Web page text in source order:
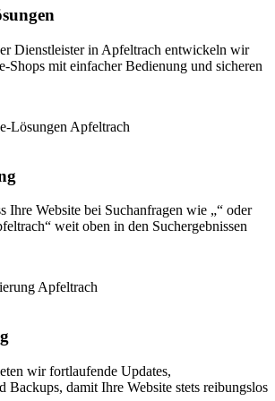
Dienstleister in Apfeltrach entwickeln wir
Shops mit einfacher Bedienung und sicheren
Ihre Website bei Suchanfragen wie „“ oder
weit oben in den Suchergebnissen
wir fortlaufende Updates,
Backups, damit Ihre Website stets reibungslos